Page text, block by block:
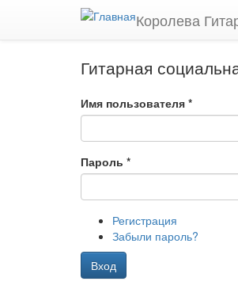
Перейти к основному содержанию
Королева
Гитарная
Имя пользователя *
Пароль *
Регистрация
Забыли пароль?
Вход